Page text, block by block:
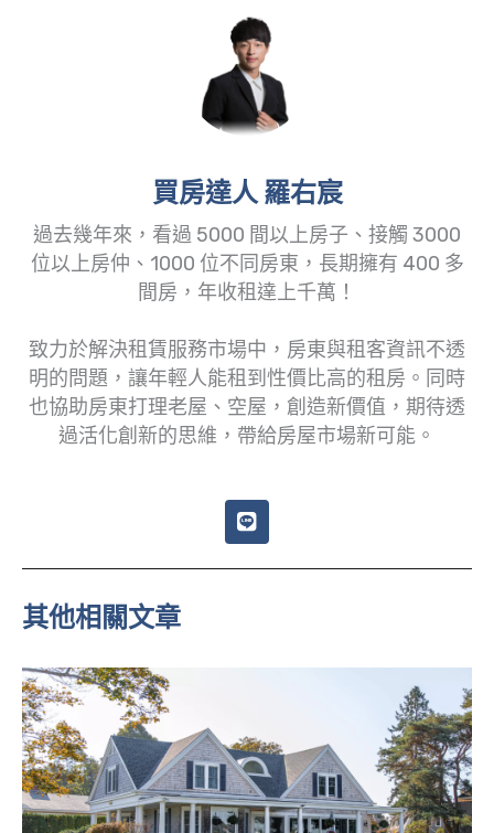
買房達人 羅右宸
過去幾年來，看過 5000 間以上房子、接觸 3000
位以上房仲、1000 位不同房東，長期擁有 400 多
間房，年收租達上千萬！
致力於解決租賃服務市場中，房東與租客資訊不透
明的問題，讓年輕人能租到性價比高的租房。同時
也協助房東打理老屋、空屋，創造新價值，期待透
過活化創新的思維，帶給房屋市場新可能。
L
i
e
其他相關文章